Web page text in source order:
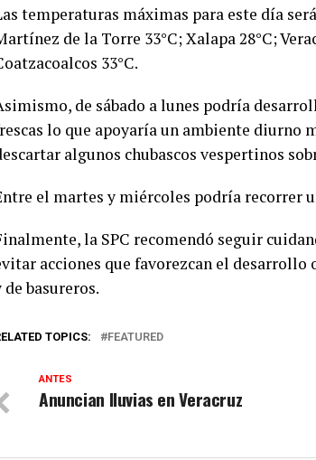
temperaturas máximas para este día
de la Torre 33°C; Xalapa 28°C;
33°C.
de sábado a lunes podría
lo que apoyaría un ambiente diurno
algunos chubascos vespertinos
el martes y miércoles podría recorrer
la SPC recomendó seguir
acciones que favorezcan el
de basureros.
TOPICS: FEATURED
ANTES
Anuncian lluvias en Veracruz